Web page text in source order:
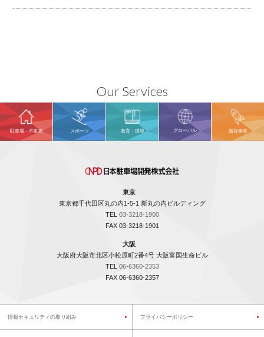
Our Services
駐車場・不動産 スポーツ 教育・環境 グローバル 新規事業
東京
東京都千代田区丸の内1-5-1 新丸の内ビルディング
TEL 03-3218-1900
FAX 03-3218-1901
大阪
大阪府大阪市北区小松原町2番4号 大阪富国生命ビル
TEL 06-6360-2353
FAX 06-6360-2357
情報セキュリティの取り組み プライバシーポリシー